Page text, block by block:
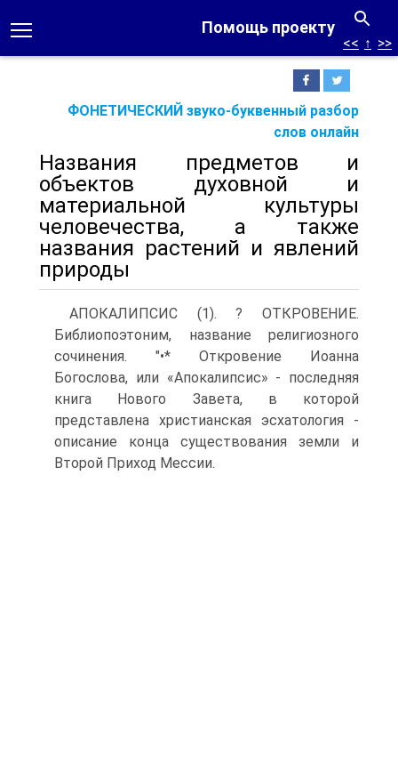
Помощь проекту
ФОНЕТИЧЕСКИЙ звуко-буквенный разбор
слов онлайн
<< ↑ >>
Названия предметов и
объектов духовной и
материальной культуры
человечества, а также
названия растений и явлений
природы
АПОКАЛИПСИС (1). ? ОТКРОВЕНИЕ.
Библиопоэтоним, название религиозного
сочинения. "•* Откровение Иоанна
Богослова, или «Апокалипсис» - последняя
книга Нового Завета, в кото­рой
представлена христианская эсхатология -
описание конца существования земли и
Второй Приход Мессии.